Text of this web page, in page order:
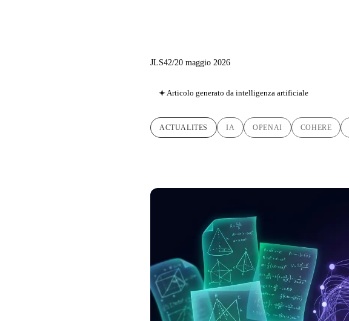
JLS42/20 maggio 2026
Articolo generato da intelligenza artificiale
ACTUALITES IA OPENAI COHERE